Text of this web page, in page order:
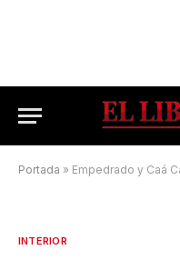
Portada » Empedrado y Caá
INTERIOR